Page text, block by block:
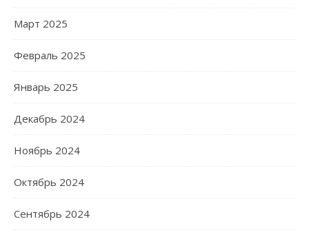
Март 2025
Февраль 2025
Январь 2025
Декабрь 2024
Ноябрь 2024
Октябрь 2024
Сентябрь 2024